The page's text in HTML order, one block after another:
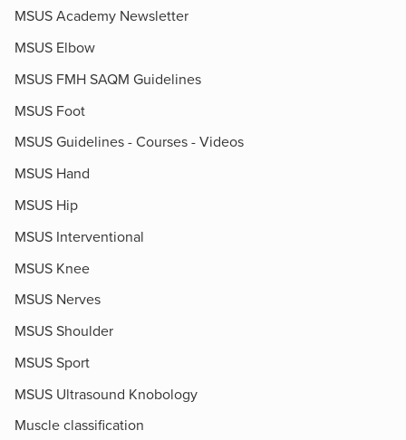
MSUS Academy Newsletter
MSUS Elbow
MSUS FMH SAQM Guidelines
MSUS Foot
MSUS Guidelines - Courses - Videos
MSUS Hand
MSUS Hip
MSUS Interventional
MSUS Knee
MSUS Nerves
MSUS Shoulder
MSUS Sport
MSUS Ultrasound Knobology
Muscle classification